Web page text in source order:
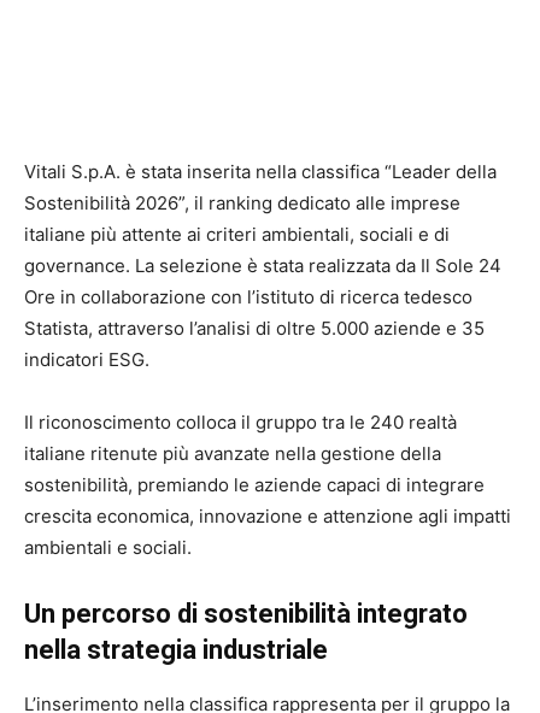
Vitali S.p.A. è stata inserita nella classifica “Leader della
Sostenibilità 2026”, il ranking dedicato alle imprese
italiane più attente ai criteri ambientali, sociali e di
governance. La selezione è stata realizzata da Il Sole 24
Ore in collaborazione con l’istituto di ricerca tedesco
Statista, attraverso l’analisi di oltre 5.000 aziende e 35
indicatori ESG.
Il riconoscimento colloca il gruppo tra le 240 realtà
italiane ritenute più avanzate nella gestione della
sostenibilità, premiando le aziende capaci di integrare
crescita economica, innovazione e attenzione agli impatti
ambientali e sociali.
Un percorso di sostenibilità integrato
nella strategia industriale
L’inserimento nella classifica rappresenta per il gruppo la